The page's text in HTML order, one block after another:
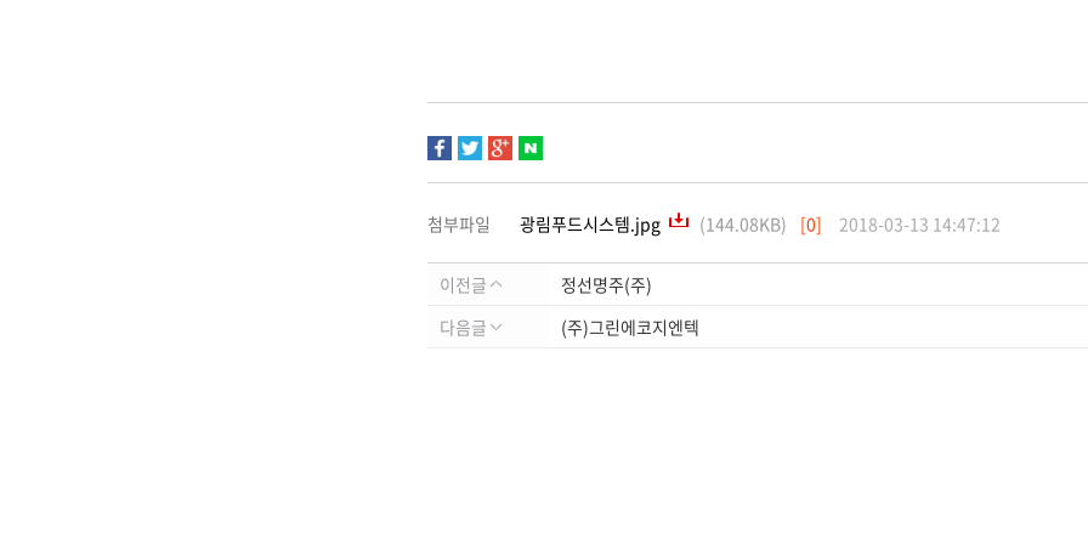
첨부파일 광림푸드시스템.jpg (144.08KB) [0] 2018-03-13 14:47:12
이전글
정선명주(주)
다음글
(주)그린에코지엔텍